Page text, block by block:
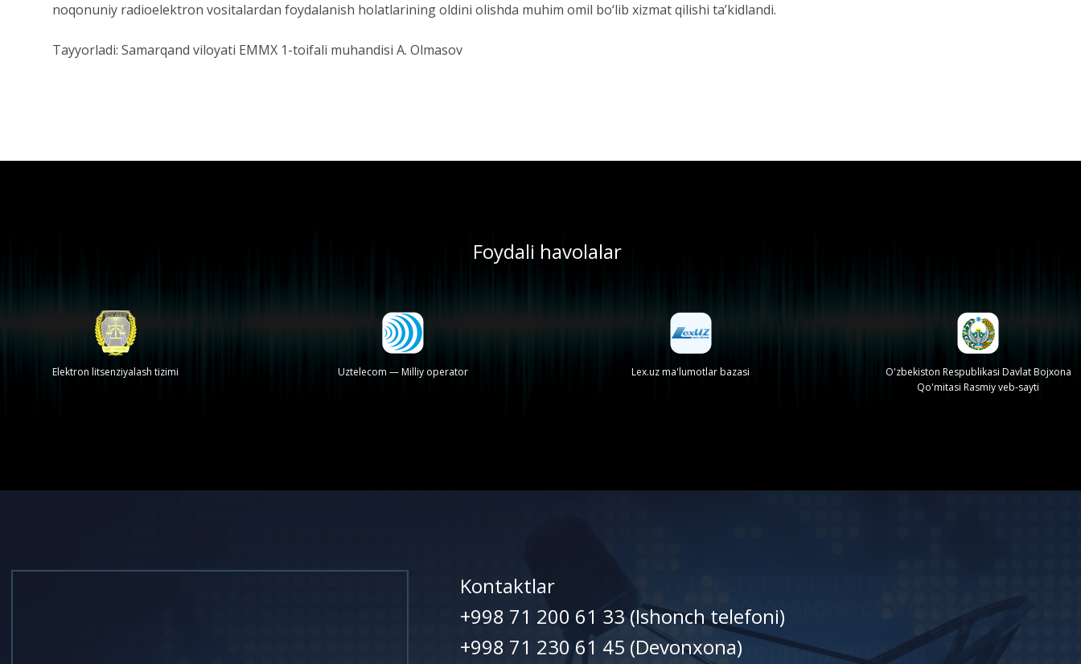
noqonuniy radioelektron vositalardan foydalanish holatlarining oldini olishda muhim omil bo‘lib xizmat qilishi ta’kidlandi.
Tayyorladi: Samarqand viloyati EMMX 1-toifali muhandisi A. Olmasov
Foydali havolalar
Elektron litsenziyalash tizimi Uztelecom — Milliy operator Lex.uz ma'lumotlar bazasi
O'zbekiston Respublikasi Davlat Bojxona
Qo'mitasi Rasmiy veb-sayti
Kontaktlar
+998 71 200 61 33 (Ishonch telefoni)
+998 71 230 61 45 (Devonxonа)